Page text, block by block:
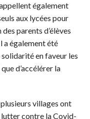
également
aux lycées pour
parents d’élèves
a également été
solidarité en faveur les
d’accélérer la
villages ont
lutter contre la Covid-